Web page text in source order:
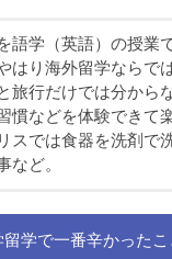
語学（英語）の授業
はり海外留学ならで
旅行だけでは分から
慣などを体験できて
スでは食器を洗剤で
など。
留学で一番辛かったこ